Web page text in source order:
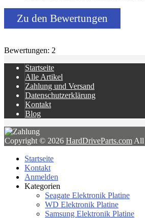
Zu den Bewertungen
Bewertungen: 2
Startseite
Alle Artikel
Zahlung und Versand
Datenschutzerklärung
Kontakt
Blog
Copyright © 2026 HardDriveParts.com All
Startseite
Kontakt
Anmelden
Kategorien
Seagate Elektronik Platine
WD Elektronik Platine
Samsung Elektronik Platine